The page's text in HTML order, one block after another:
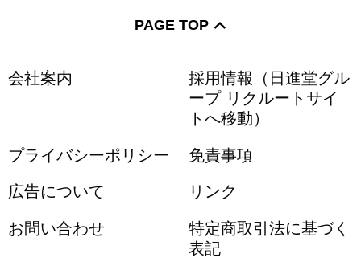
PAGE TOP
会社案内
採用情報（日進堂グル
ープ リクルートサイ
トへ移動）
プライバシーポリシー 免責事項
広告について リンク
お問い合わせ
特定商取引法に基づく
表記